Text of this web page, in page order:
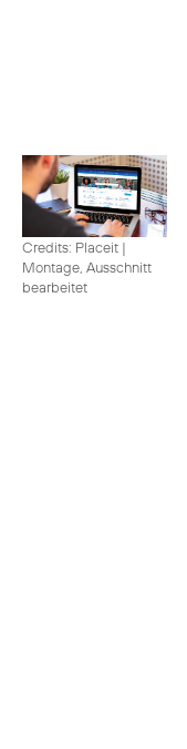
Credits: Placeit |
Montage, Ausschnitt
bearbeitet